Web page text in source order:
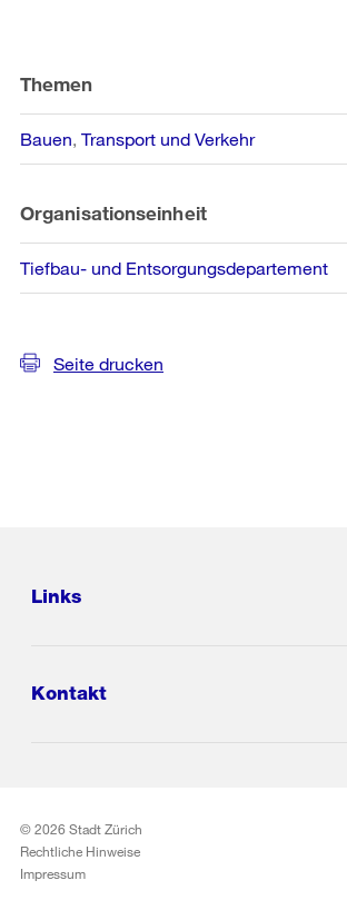
Informationen
Themen
Bauen Transport und Verkehr
Organisationseinheit
Tiefbau- und Entsorgungsdepartement
Seite drucken
Links
Kontakt
© 2026 Stadt Zürich
Rechtliche Hinweise
Impressum